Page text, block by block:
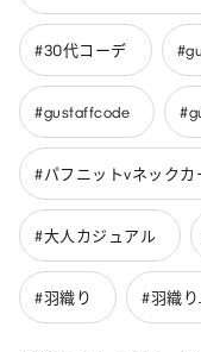
#30代コーデ #gu
#gustaffcode
#パフニットvネックカ
#大人カジュアル
#羽織り #羽織り